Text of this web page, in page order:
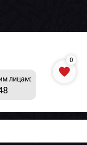
лицам:
0